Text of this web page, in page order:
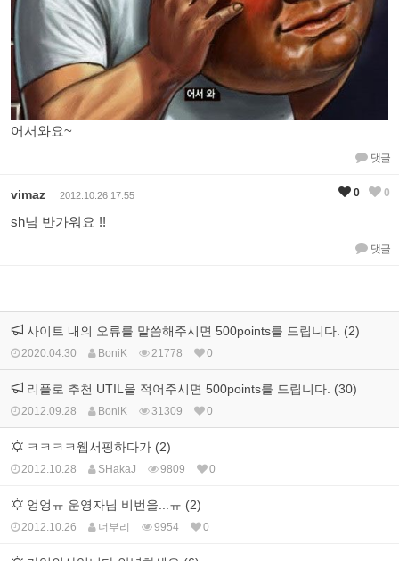
어서와요~
댓글
vimaz 2012.10.26 17:55
sh님 반가워요 !!
댓글
0 0
사이트 내의 오류를 말씀해주시면 500points를 드립니다. (2)
2020.04.30 BoniK 21778 0
리플로 추천 UTIL을 적어주시면 500points를 드립니다. (30)
2012.09.28 BoniK 31309 0
ㅋㅋㅋㅋ웹서핑하다가 (2)
2012.10.28 SHakaJ 9809 0
엉엉ㅠ 운영자님 비번을...ㅠ (2)
2012.10.26 너부리 9954 0